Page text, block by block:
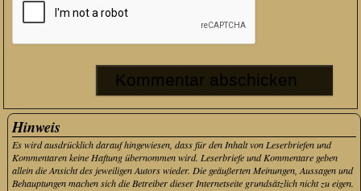
Hinweis
Es wird ausdrücklich darauf hingewiesen, dass für den Inhalt von Leserbriefen und
Kommentaren keine Haftung übernommen wird. Leserbriefe und Kommentare geben
allein die Ansicht des jeweiligen Autors wieder. Die geäußerten Meinungen, Aussagen und
Behauptungen machen sich die Betreiber dieser Internetseite grundsätzlich nicht zu eigen.